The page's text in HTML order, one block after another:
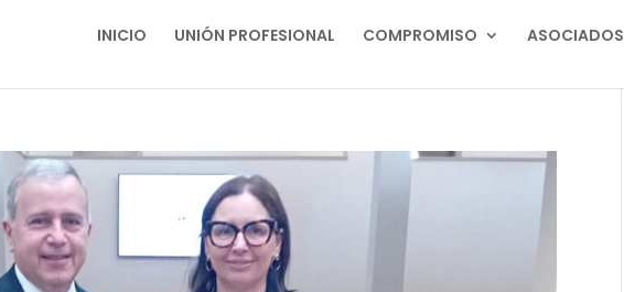
INICIO UNIÓN PROFESIONAL COMPROMISO ASOCIADOS